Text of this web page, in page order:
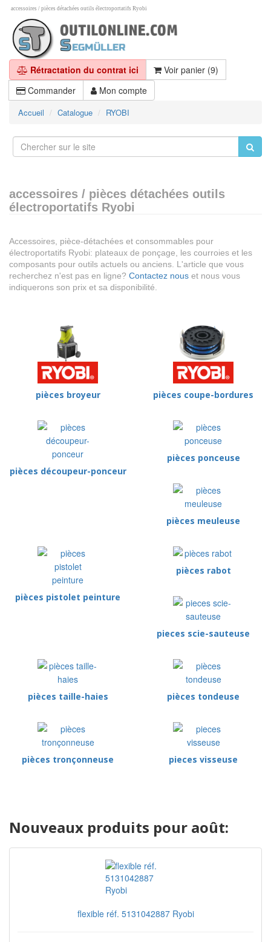
accessoires / pièces détachées outils électroportatifs Ryobi
Rétractation du contrat ici
Voir panier (9)
Commander
Mon compte
Accueil Catalogue RYOBI
accessoires / pièces détachées outils
électroportatifs Ryobi
Accessoires, pièce-détachées et consommables pour
électroportatifs Ryobi: plateaux de ponçage, les courroies et les
composants pour outils actuels ou anciens. L'article que vous
recherchez n'est pas en ligne? Contactez nous et nous vous
indiquerons son prix et sa disponibilité.
pièces broyeur pièces coupe-bordures
pièces découpeur-ponceur
pièces ponceuse
pièces meuleuse
pièces pistolet peinture
pièces rabot
pieces scie-sauteuse
pièces taille-haies pièces tondeuse
pièces tronçonneuse pieces visseuse
Nouveaux produits pour août:
flexible réf. 5131042887 Ryobi